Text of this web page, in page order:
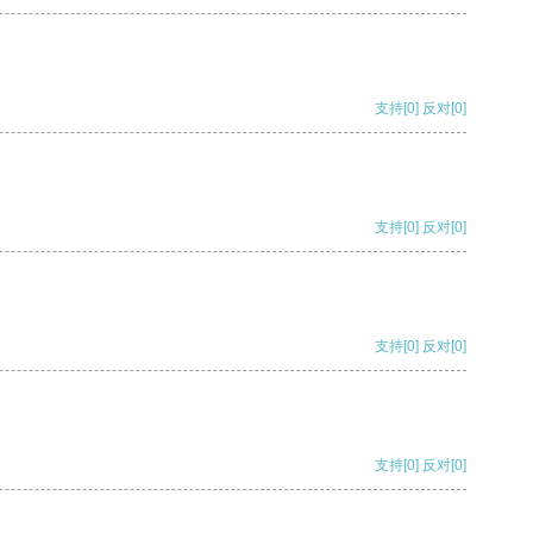
支持[0] 反对[0]
支持[0] 反对[0]
支持[0] 反对[0]
支持[0] 反对[0]